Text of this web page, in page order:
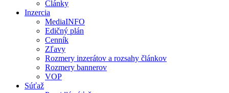
Články
Inzercia
MediaINFO
Edičný plán
Cenník
Zľavy
Rozmery inzerátov a rozsahy článkov
Rozmery bannerov
VOP
Súťaž